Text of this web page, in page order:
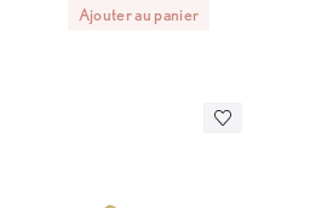
Ajouter au panier